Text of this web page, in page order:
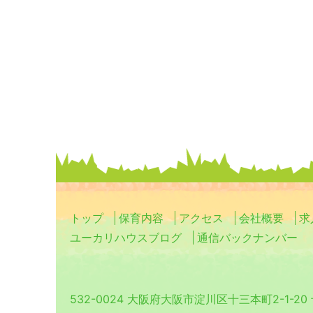
トップ 保育内容 アクセス 会社概要
求
ユーカリハウスブログ
通信バックナンバー
532-0024 大阪府大阪市淀川区十三本町2-1-20